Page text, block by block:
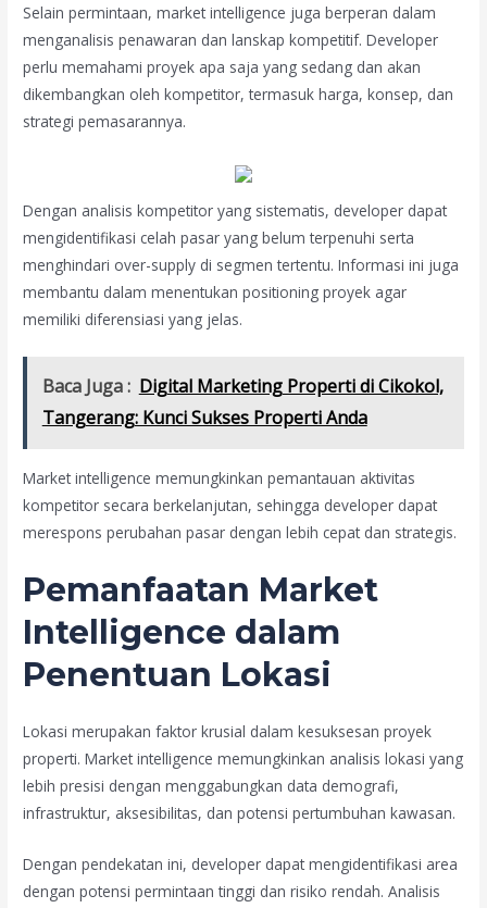
Selain permintaan, market intelligence juga berperan dalam
menganalisis penawaran dan lanskap kompetitif. Developer
perlu memahami proyek apa saja yang sedang dan akan
dikembangkan oleh kompetitor, termasuk harga, konsep, dan
strategi pemasarannya.
Dengan analisis kompetitor yang sistematis, developer dapat
mengidentifikasi celah pasar yang belum terpenuhi serta
menghindari over-supply di segmen tertentu. Informasi ini juga
membantu dalam menentukan positioning proyek agar
memiliki diferensiasi yang jelas.
Baca Juga : Digital Marketing Properti di Cikokol,
Tangerang: Kunci Sukses Properti Anda
Market intelligence memungkinkan pemantauan aktivitas
kompetitor secara berkelanjutan, sehingga developer dapat
merespons perubahan pasar dengan lebih cepat dan strategis.
Pemanfaatan Market
Intelligence dalam
Penentuan Lokasi
Lokasi merupakan faktor krusial dalam kesuksesan proyek
properti. Market intelligence memungkinkan analisis lokasi yang
lebih presisi dengan menggabungkan data demografi,
infrastruktur, aksesibilitas, dan potensi pertumbuhan kawasan.
Dengan pendekatan ini, developer dapat mengidentifikasi area
dengan potensi permintaan tinggi dan risiko rendah. Analisis